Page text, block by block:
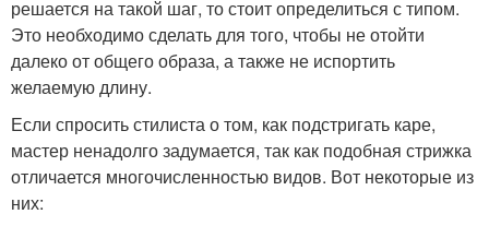
решается на такой шаг, то стоит определиться с типом.
Это необходимо сделать для того, чтобы не отойти
далеко от общего образа, а также не испортить
желаемую длину.
Если спросить стилиста о том, как подстригать каре,
мастер ненадолго задумается, так как подобная стрижка
отличается многочисленностью видов. Вот некоторые из
них: